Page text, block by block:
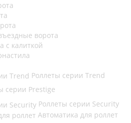
ворота
с калиткой
Роллеты серии Trend
серии Prestige
Роллеты серии Security
Автоматика для роллет